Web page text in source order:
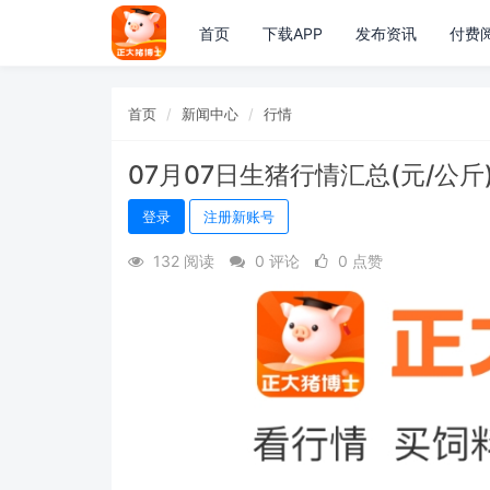
首页 下载APP 发布资讯 付费
首页 新闻中心 行情
07月07日生猪行情汇总(元/公
登录 注册新账号
132 阅读 0 评论 0 点赞